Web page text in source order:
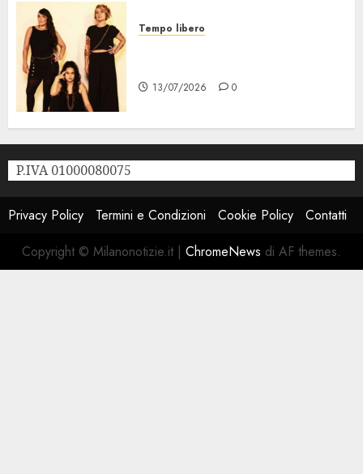
Tempo libero
13/07/2026 0
P.IVA 01000080075
Privacy Policy Termini e Condizioni Cookie Policy
Contatti
Copyright © Milanonotizie.it | ChromeNews di AF themes.